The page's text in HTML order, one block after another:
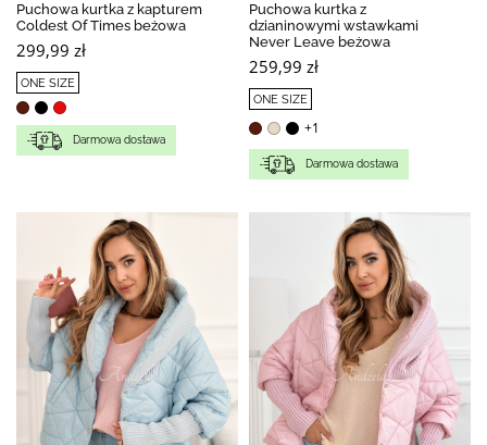
Puchowa kurtka z kapturem
Coldest Of Times beżowa
299,99 zł
ONE SIZE
Darmowa dostawa
Puchowa kurtka z
dzianinowymi wstawkami
Never Leave beżowa
259,99 zł
ONE SIZE
+1
Darmowa dostawa